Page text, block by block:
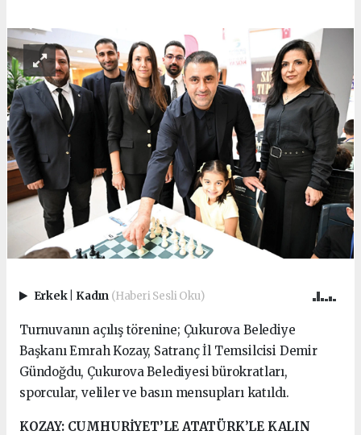
Erkek Kadın (Haberi Sesli Oku)
Turnuvanın açılış törenine; Çukurova Belediye
Başkanı Emrah Kozay, Satranç İl Temsilcisi Demir
Gündoğdu, Çukurova Belediyesi bürokratları,
sporcular, veliler ve basın mensupları katıldı.
KOZAY: CUMHURİYET’LE ATATÜRK’LE KALIN